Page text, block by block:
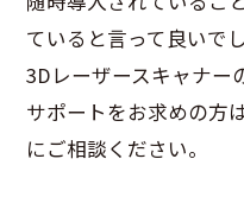
ていると言って良いでし
3Dレーザースキャナー
サポートをお求めの方
にご相談ください。